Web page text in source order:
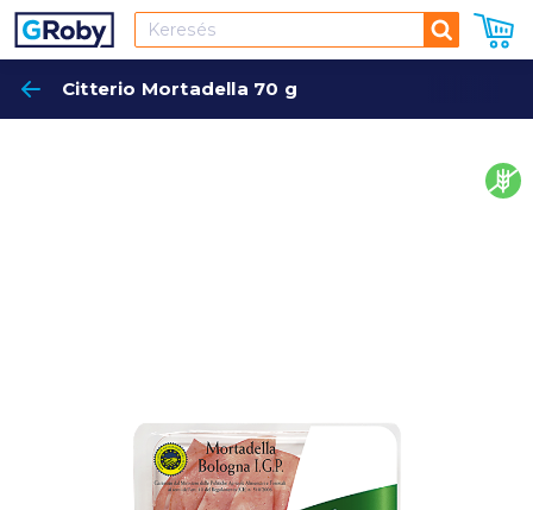
Keresés
Citterio Mortadella 70 g